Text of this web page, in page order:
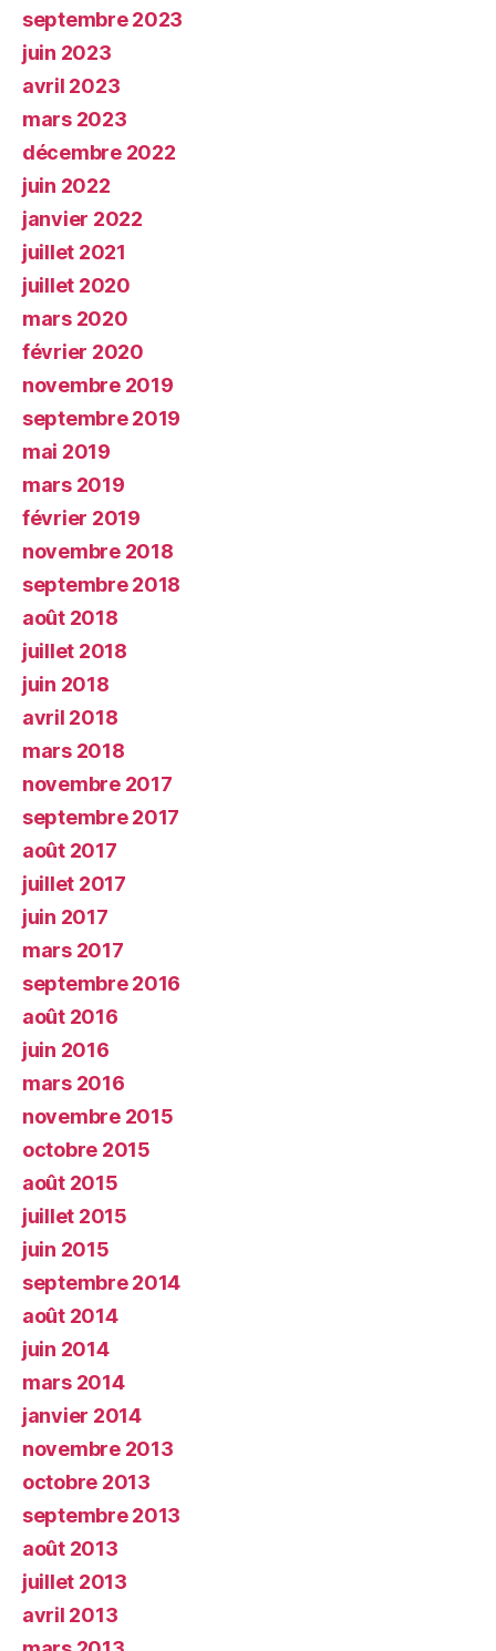
septembre 2023
juin 2023
avril 2023
mars 2023
décembre 2022
juin 2022
janvier 2022
juillet 2021
juillet 2020
mars 2020
février 2020
novembre 2019
septembre 2019
mai 2019
mars 2019
février 2019
novembre 2018
septembre 2018
août 2018
juillet 2018
juin 2018
avril 2018
mars 2018
novembre 2017
septembre 2017
août 2017
juillet 2017
juin 2017
mars 2017
septembre 2016
août 2016
juin 2016
mars 2016
novembre 2015
octobre 2015
août 2015
juillet 2015
juin 2015
septembre 2014
août 2014
juin 2014
mars 2014
janvier 2014
novembre 2013
octobre 2013
septembre 2013
août 2013
juillet 2013
avril 2013